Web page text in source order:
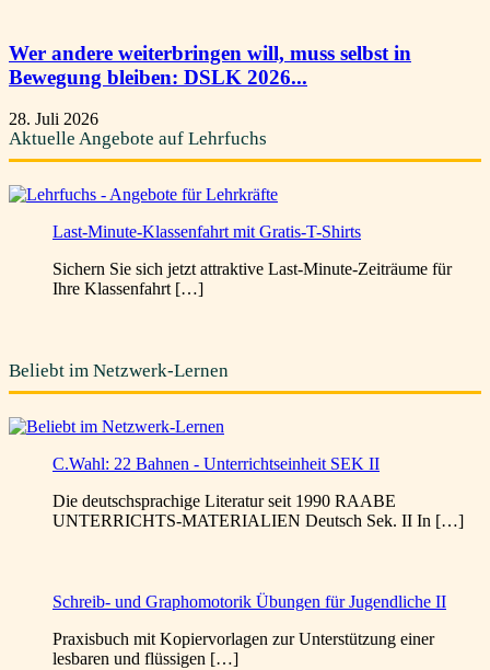
Wer andere weiterbringen will, muss selbst in
Bewegung bleiben: DSLK 2026...
28. Juli 2026
Aktuelle Angebote auf Lehrfuchs
Last-Minute-Klassenfahrt mit Gratis-T-Shirts
Sichern Sie sich jetzt attraktive Last-Minute-Zeiträume für
Ihre Klassenfahrt […]
Beliebt im Netzwerk-Lernen
C.Wahl: 22 Bahnen - Unterrichtseinheit SEK II
Die deutschsprachige Literatur seit 1990 RAABE
UNTERRICHTS-MATERIALIEN Deutsch Sek. II In […]
Schreib- und Graphomotorik Übungen für Jugendliche II
Praxisbuch mit Kopiervorlagen zur Unterstützung einer
lesbaren und flüssigen […]